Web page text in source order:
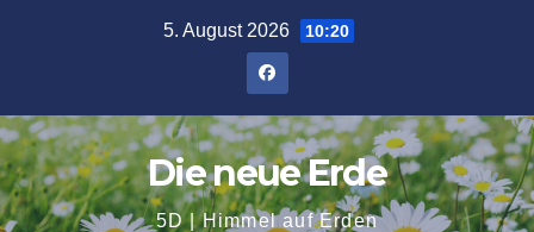
5. August 2026 10:20
Die neue Erde
5D | Himmel auf Erden